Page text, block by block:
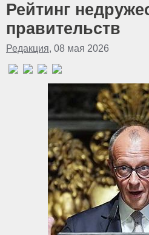
Рейтинг
правительств
Редакция, 08 мая 2026